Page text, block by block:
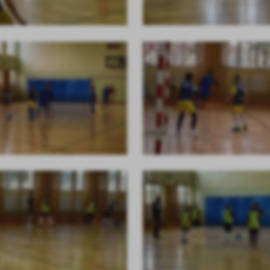
Twoją prywatność. Możesz zmienić ustawienia cookies lub zaakceptować je
W dowolnym momencie możesz dokonać zmiany swoich ustawień.